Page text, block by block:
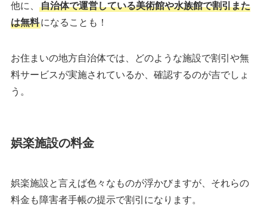
他に、
自治体で運営している美術館や水族館で割引また
は無料になることも！
お住まいの地方自治体では、どのような施設で割引や無
料サービスが実施されているか、確認するのが吉でしょ
う。
娯楽施設の料金
娯楽施設と言えば色々なものが浮かびますが、それらの
料金も障害者手帳の提示で割引になります。